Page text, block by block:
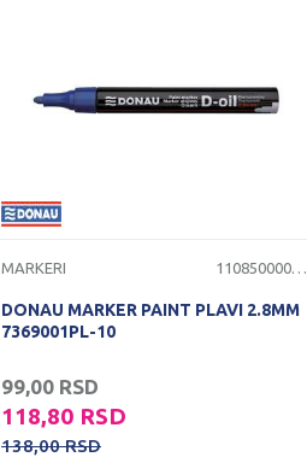
MARKERI 1108500000075
DONAU MARKER PAINT PLAVI 2.8MM
7369001PL-10
99,00 RSD
118,80 RSD
138,00RSD